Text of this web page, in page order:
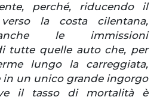
perché, riducendo il
la costa cilentana,
le immissioni
tutte quelle auto che, per
lungo la carreggiata,
in un unico grande ingorgo
il tasso di mortalità è